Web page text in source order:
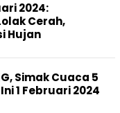
2024:
Cerah,
Hujan
Simak Cuaca 5
1 Februari 2024